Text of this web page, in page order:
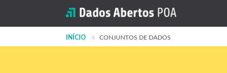
INÍCIO CONJUNTOS DE DADOS